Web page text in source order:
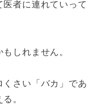
者に連れていって
しれません。
くさい「バカ」であ
。